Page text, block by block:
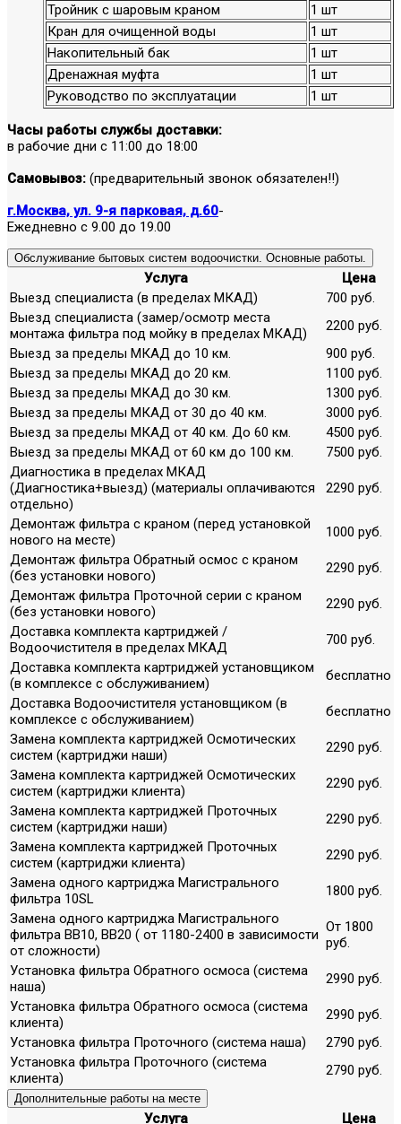
Тройник с шаровым краном
1 шт
Кран для очищенной воды
1 шт
Накопительный бак
1 шт
Дренажная муфта
1 шт
Руководство по эксплуатации
1 шт
Часы работы службы доставки:
в рабочие дни с 11:00 до 18:00
Самовывоз: (предварительный звонок обязателен!!)
г.Москва, ул. 9-я парковая, д.60-
Ежедневно с 9.00 до 19.00
Обслуживание бытовых систем водоочистки. Основные работы.
Услуга
Цена
Выезд специалиста (в пределах МКАД)
700 руб.
Выезд специалиста (замер/осмотр места
монтажа фильтра под мойку в пределах МКАД)
2200 руб.
Выезд за пределы МКАД до 10 км.
900 руб.
Выезд за пределы МКАД до 20 км.
1100 руб.
Выезд за пределы МКАД до 30 км.
1300 руб.
Выезд за пределы МКАД от 30 до 40 км.
3000 руб.
Выезд за пределы МКАД от 40 км. До 60 км.
4500 руб.
Выезд за пределы МКАД от 60 км до 100 км.
7500 руб.
Диагностика в пределах МКАД
(Диагностика+выезд) (материалы оплачиваются
отдельно)
2290 руб.
Демонтаж фильтра с краном (перед установкой
нового на месте)
1000 руб.
Демонтаж фильтра Обратный осмос с краном
(без установки нового)
2290 руб.
Демонтаж фильтра Проточной серии с краном
(без установки нового)
2290 руб.
Доставка комплекта картриджей /
Водоочистителя в пределах МКАД
700 руб.
Доставка комплекта картриджей установщиком
(в комплексе с обслуживанием)
бесплатно
Доставка Водоочистителя установщиком (в
комплексе с обслуживанием)
бесплатно
Замена комплекта картриджей Осмотических
систем (картриджи наши)
2290 руб.
Замена комплекта картриджей Осмотических
систем (картриджи клиента)
2290 руб.
Замена комплекта картриджей Проточных
систем (картриджи наши)
2290 руб.
Замена комплекта картриджей Проточных
систем (картриджи клиента)
2290 руб.
Замена одного картриджа Магистрального
фильтра 10SL
1800 руб.
Замена одного картриджа Магистрального
фильтра ВВ10, ВВ20 ( от 1180-2400 в зависимости
от сложности)
От 1800
руб.
Установка фильтра Обратного осмоса (система
наша)
2990 руб.
Установка фильтра Обратного осмоса (система
клиента)
2990 руб.
Установка фильтра Проточного (система наша)
2790 руб.
Установка фильтра Проточного (система
клиента)
2790 руб.
Дополнительные работы на месте
Услуга Цена